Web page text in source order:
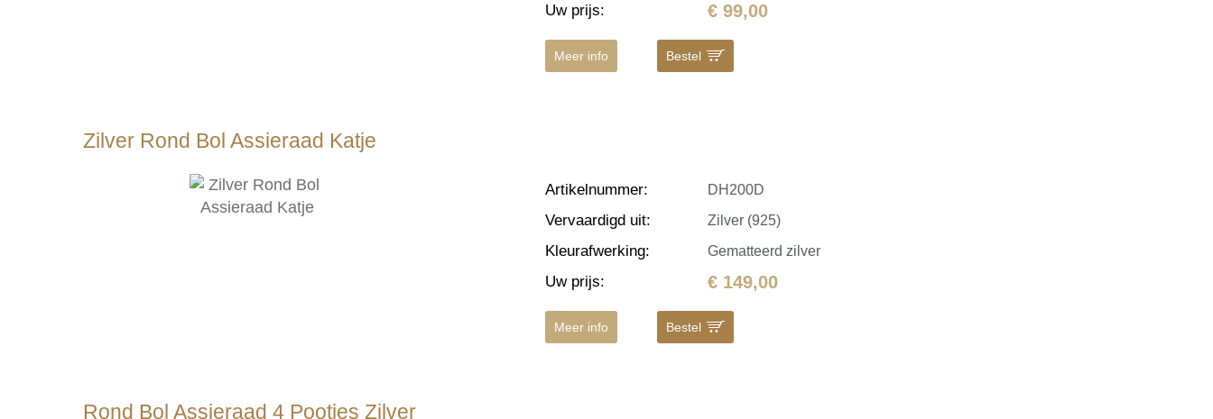
Uw prijs: € 99,00
Meer info Bestel
Zilver Rond Bol Assieraad Katje
Artikelnummer: DH200D
Vervaardigd uit: Zilver (925)
Kleurafwerking: Gematteerd zilver
Uw prijs: € 149,00
Meer info Bestel
Rond Bol Assieraad 4 Pootjes Zilver